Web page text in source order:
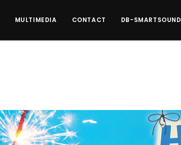
MULTIMEDIA CONTACT DB-SMARTSOUND